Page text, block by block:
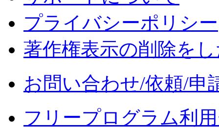
プライバシーポリシー
著作権表示の削除を
お問い合わせ/依頼/申
フリープログラム利